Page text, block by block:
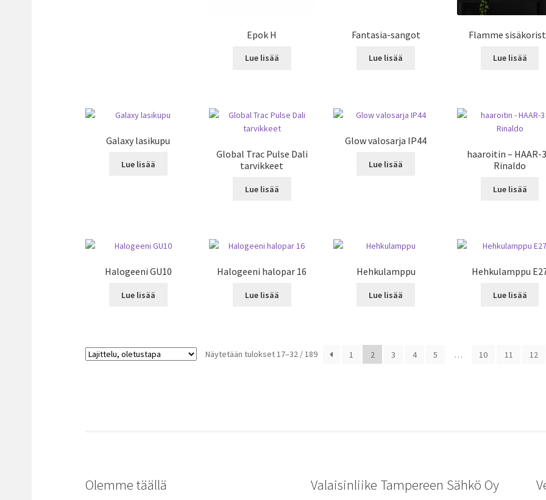
Epok H
Lue lisää
Fantasia-sangot
Lue lisää
Flamme
Lue lisää
Galaxy lasikupu
Lue lisää
Global Trac Pulse Dali
tarvikkeet
Lue lisää
Glow valosarja IP44
Lue lisää
haaroitin – HAAR-
Rinaldo
Lue lisää
Halogeeni GU10
Lue lisää
Halogeeni halopar 16
Lue lisää
Hehkulamppu
Lue lisää
Hehkulamppu
Lue lisää
Näytetään tulokset 17–32 / 189 1 2 3 4 5 … 10 11 12
Olemme täällä Valaisinliike Tampereen Sähkö Oy